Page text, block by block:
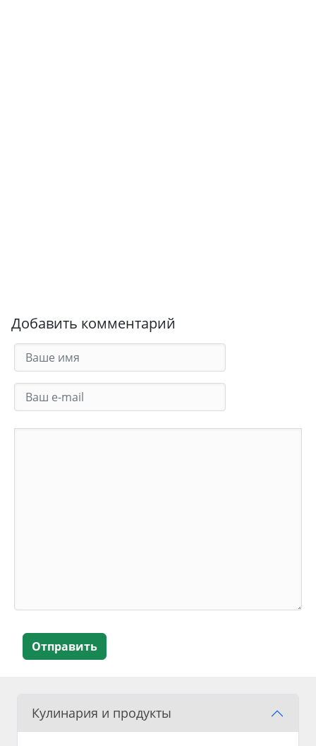
Добавить комментарий
Отправить
Кулинария и продукты